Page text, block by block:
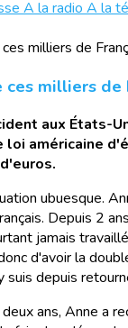
A la radio A la
milliers de
aux États-
loi américaine
ubuesque.
Depuis 2
jamais
d'avoir la
suis depuis
ans, Anne a